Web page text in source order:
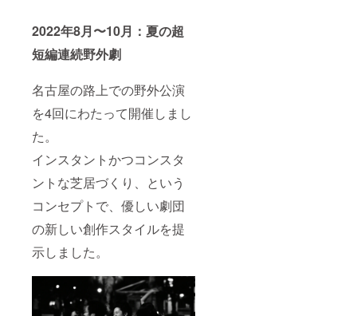
2022年8月〜10月：夏の超
短編連続野外劇
名古屋の路上での野外公演
を4回にわたって開催しまし
た。
インスタントかつコンスタ
ントな芝居づくり、という
コンセプトで、優しい劇団
の新しい創作スタイルを提
示しました。